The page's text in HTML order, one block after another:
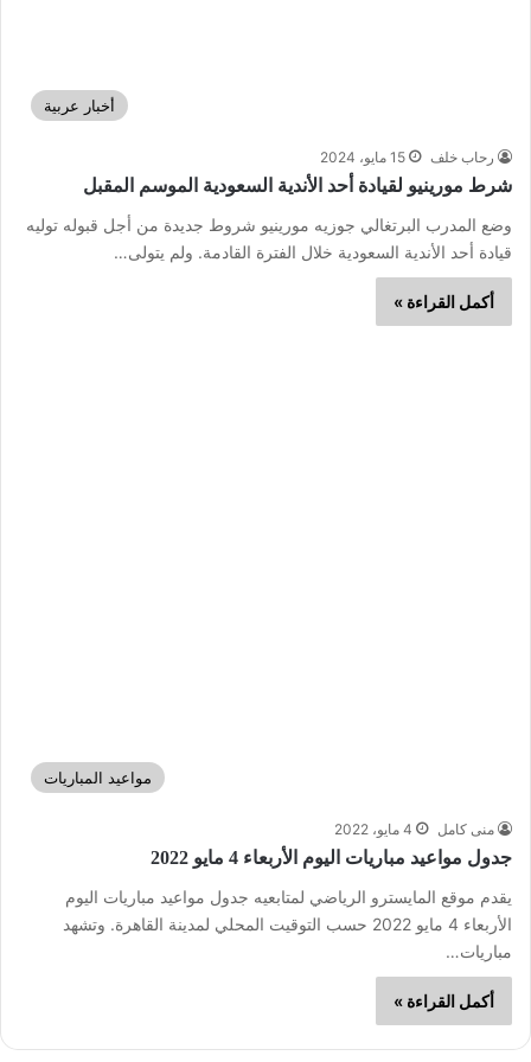
أخبار عربية
رحاب خلف 15 مايو، 2024
شرط مورينيو لقيادة أحد الأندية السعودية الموسم المقبل
وضع المدرب البرتغالي جوزيه مورينيو شروط جديدة من أجل قبوله توليه
قيادة أحد الأندية السعودية خلال الفترة القادمة. ولم يتولى…
أكمل القراءة »
مواعيد المباريات
منى كامل 4 مايو، 2022
جدول مواعيد مباريات اليوم الأربعاء 4 مايو 2022
يقدم موقع المايسترو الرياضي لمتابعيه جدول مواعيد مباريات اليوم
الأربعاء 4 مايو 2022 حسب التوقيت المحلي لمدينة القاهرة. وتشهد
مباريات…
أكمل القراءة »